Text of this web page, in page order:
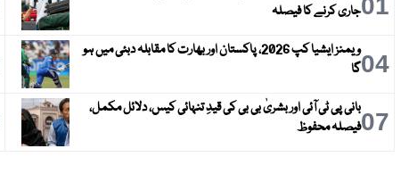
01جاری کرنے کا فیصلہ
04
ویمنز ایشیا کپ 2026، پاکستان اور بھارت کا مقابلہ دبئی میں ہو
گا
07بانی پی ٹی آئی اور بشریٰ بی بی کی قیدِ تنہائی کیس، دلائل مکمل،
فیصلہ محفوظ